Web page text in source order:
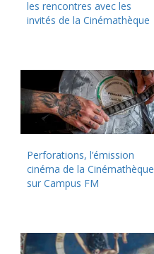
les rencontres avec les
invités de la Cinémathèque
Perforations, l’émission
cinéma de la Cinémathèque
sur Campus FM